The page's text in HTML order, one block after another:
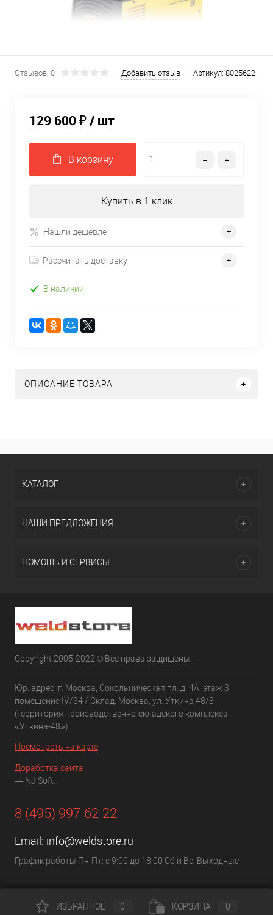
Отзывов: 0 Добавить отзыв Артикул: 8025622
129 600 ₽/ шт
В корзину
Купить в 1 клик
Нашли дешевле
Рассчитать доставку
В наличии
ОПИСАНИЕ ТОВАРА
КАТАЛОГ
НАШИ ПРЕДЛОЖЕНИЯ
ПОМОЩЬ И СЕРВИСЫ
Copyright 2005-2022 © Все права защищены.
Юр. адрес: г. Москва, Сокольническая пл. д. 4А, этаж 3,
помещение IV/34 / Склад: Москва, ул. Уткина 48/8
(территория производственно-складского комплекса
«Уткина-48»)
Посмотреть на карте
Доработка сайта
— NJ Soft.
8 (495) 997-62-22
Email: info@weldstore.ru
График работы Пн-Пт: с 9:00 до 18:00 Сб и Вс: Выходные
ИЗБРАННОЕ 0 КОРЗИНА 0